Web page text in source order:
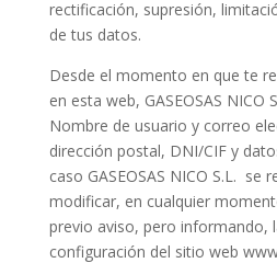
rectificación, supresión,
de tus datos.
Desde el momento en que te
en esta web, GASEOSAS NICO
Nombre de usuario y correo
dirección postal, DNI/CIF y
caso GASEOSAS NICO S.L. se
modificar, en cualquier
previo aviso, pero informando,
configuración del sitio web